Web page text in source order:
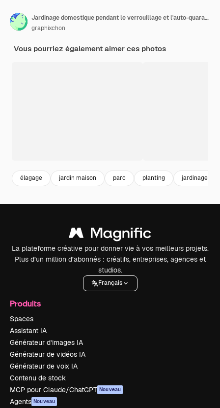
Jardinage domestique pendant le verrouillage et l'auto-quarantaine. Activité de loisirs au jardin botanique pendant la crise du virus Corona. Restez à la maison pour la détente et la distanciation sociale.
graphixchon
Vous pourriez également aimer ces photos
élagage jardin maison parc planting jardinage
La plateforme créative pour donner vie à vos meilleurs projets.
Plus d’un million d’abonnés : créatifs, entreprises, agences et
studios.
Français
Produits
Spaces
Assistant IA
Générateur d’images IA
Générateur de vidéos IA
Générateur de voix IA
Contenu de stock
MCP pour Claude/ChatGPT Nouveau
Agents Nouveau